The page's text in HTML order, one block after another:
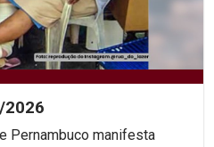
2026
Pernambuco manifesta